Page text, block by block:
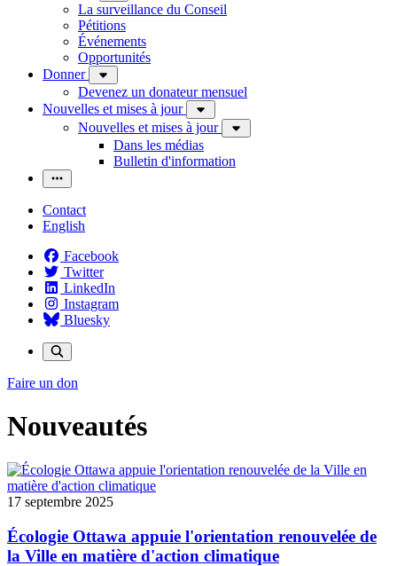
La surveillance du Conseil
Pétitions
Événements
Opportunités
Donner
Devenez un donateur mensuel
Nouvelles et mises à jour
Nouvelles et mises à jour
Dans les médias
Bulletin d'information
Contact
English
Facebook
Twitter
LinkedIn
Instagram
Bluesky
Faire un don
Nouveautés
17 septembre 2025
Écologie Ottawa appuie l'orientation renouvelée de
la Ville en matière d'action climatique